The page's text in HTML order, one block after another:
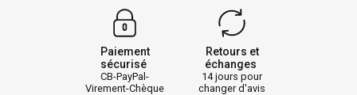
Paiement
sécurisé
CB-PayPal-
Virement-Chèque
Retours et
échanges
14 jours pour
changer d'avis